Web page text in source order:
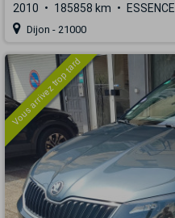
2010 185858 km ESSENCE
Dijon - 21000
Vous arrivez trop tard